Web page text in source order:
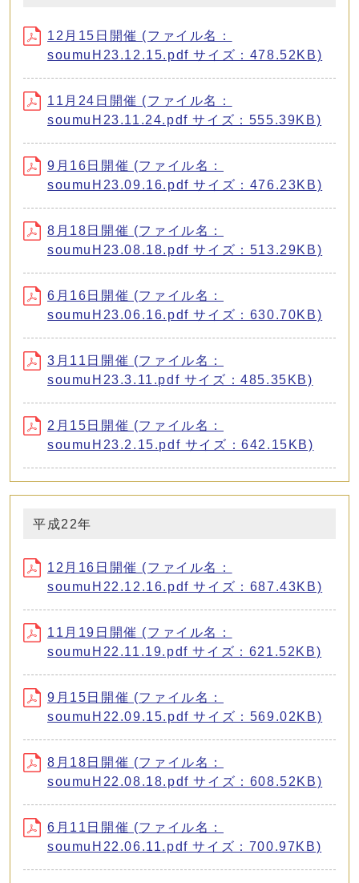
12月15日開催 (ファイル名：
soumuH23.12.15.pdf サイズ：478.52KB)
11月24日開催 (ファイル名：
soumuH23.11.24.pdf サイズ：555.39KB)
9月16日開催 (ファイル名：
soumuH23.09.16.pdf サイズ：476.23KB)
8月18日開催 (ファイル名：
soumuH23.08.18.pdf サイズ：513.29KB)
6月16日開催 (ファイル名：
soumuH23.06.16.pdf サイズ：630.70KB)
3月11日開催 (ファイル名：
soumuH23.3.11.pdf サイズ：485.35KB)
2月15日開催 (ファイル名：
soumuH23.2.15.pdf サイズ：642.15KB)
平成22年
12月16日開催 (ファイル名：
soumuH22.12.16.pdf サイズ：687.43KB)
11月19日開催 (ファイル名：
soumuH22.11.19.pdf サイズ：621.52KB)
9月15日開催 (ファイル名：
soumuH22.09.15.pdf サイズ：569.02KB)
8月18日開催 (ファイル名：
soumuH22.08.18.pdf サイズ：608.52KB)
6月11日開催 (ファイル名：
soumuH22.06.11.pdf サイズ：700.97KB)